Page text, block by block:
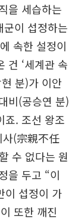
을 세습하는
이 섭정하는
속한 설정이
건 ‘세계관 속
분)가 이안
비(공승연 분)
죠. 조선 왕조
사(宗親不任
수 없다는 원
을 두고 “이
이 섭정이 가
또한 깨진